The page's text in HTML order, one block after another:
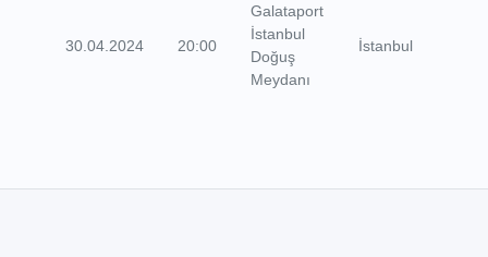
30.04.2024 20:00
Galataport
İstanbul
Doğuş
Meydanı
İstanbul